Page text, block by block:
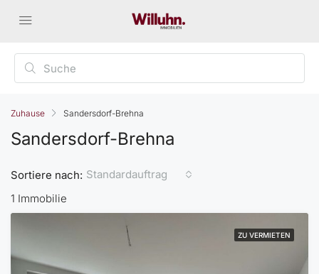
Zuhause Sandersdorf-Brehna
Sandersdorf-Brehna
1 Immobilie
Sortiere nach: Standardauftrag
ZU VERMIETEN